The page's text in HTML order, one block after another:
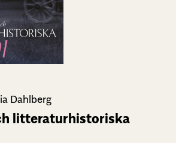
Dahlberg
litteraturhistoriska